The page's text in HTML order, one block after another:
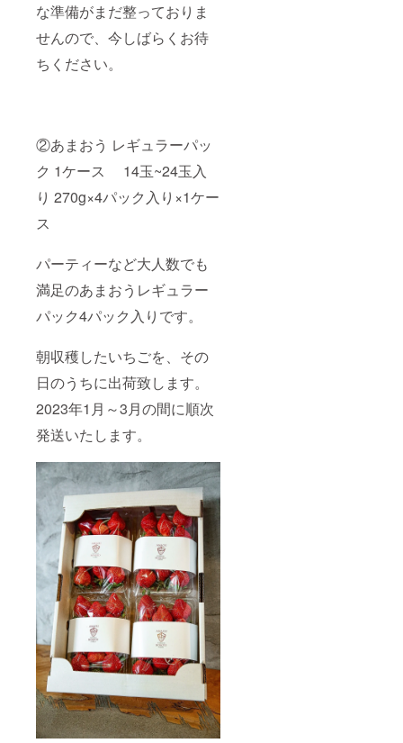
な準備がまだ整っておりま
せんので、今しばらくお待
ちください。
②あまおう レギュラーパッ
ク 1ケース 14玉~24玉入
り 270g×4パック入り×1ケー
ス
パーティーなど大人数でも
満足のあまおうレギュラー
パック4パック入りです。
朝収穫したいちごを、その
日のうちに出荷致します。
2023年1月～3月の間に順次
発送いたします。